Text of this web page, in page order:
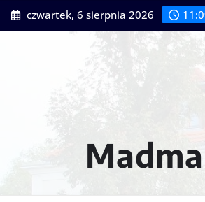
Przejdź
do
czwartek, 6 sierpnia 2026